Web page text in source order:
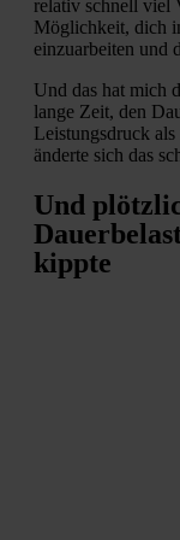
relativ schnell viel
Möglichkeit, dich
einzuarbeiten und
Und das hat mich
lange Zeit, den
Leistungsdruck
änderte sich das
Und
kippte